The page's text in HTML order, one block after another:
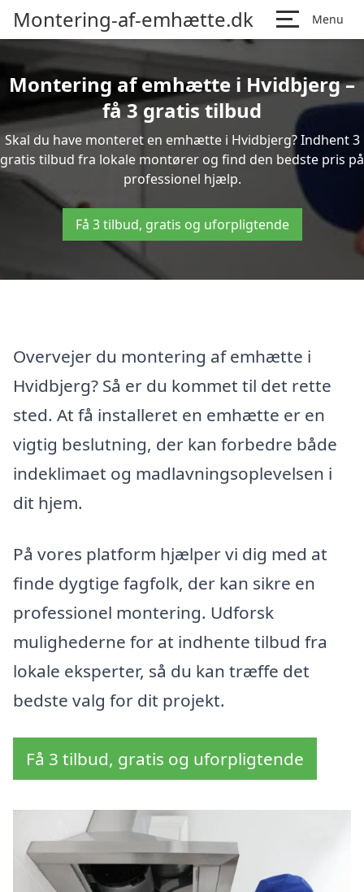
Montering-af-emhætte.dk Menu
Montering af emhætte i Hvidbjerg –
få 3 gratis tilbud
Skal du have monteret en emhætte i Hvidbjerg? Indhent 3
gratis tilbud fra lokale montører og find den bedste pris på
professionel hjælp.
Få 3 tilbud, gratis og uforpligtende
Overvejer du montering af emhætte i
Hvidbjerg? Så er du kommet til det rette
sted. At få installeret en emhætte er en
vigtig beslutning, der kan forbedre både
indeklimaet og madlavningsoplevelsen i
dit hjem.
På vores platform hjælper vi dig med at
finde dygtige fagfolk, der kan sikre en
professionel montering. Udforsk
mulighederne for at indhente tilbud fra
lokale eksperter, så du kan træffe det
bedste valg for dit projekt.
Få 3 tilbud, gratis og uforpligtende